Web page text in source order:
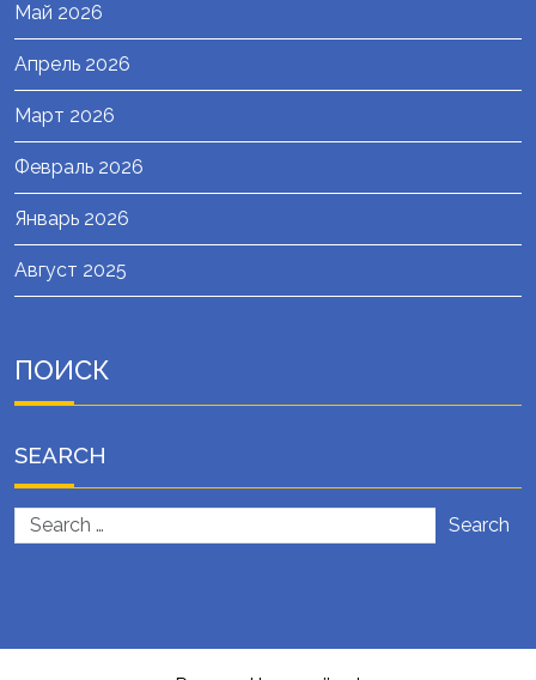
Май 2026
Апрель 2026
Март 2026
Февраль 2026
Январь 2026
Август 2025
ПОИСК
SEARCH
Search